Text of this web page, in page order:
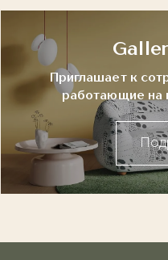
Приглашает к
работающие на